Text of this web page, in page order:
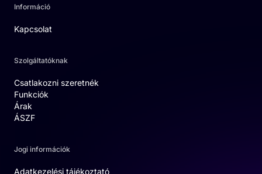
Információ
Kapcsolat
Szolgáltatóknak
Csatlakozni szeretnék
Funkciók
Árak
ÁSZF
Jogi információk
Adatkezelési tájékoztató